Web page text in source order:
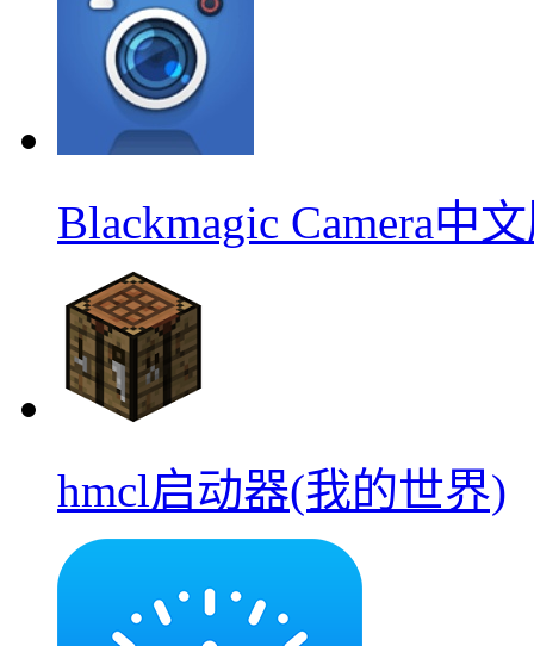
Blackmagic Camera中
hmcl启动器(我的世界)